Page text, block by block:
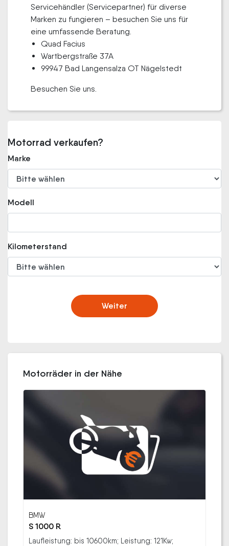
Servicehändler (Servicepartner) für diverse
Marken zu fungieren – besuchen Sie uns für
eine umfassende Beratung.
Quad Facius
Wartbergstraße 37A
99947 Bad Langensalza OT Nägelstedt
Besuchen Sie uns.
Motorrad verkaufen?
Marke
Modell
Kilometerstand
Weiter
Motorräder in der Nähe
BMW
S 1000 R
Laufleistung: bis 10600km; Leistung: 121Kw;